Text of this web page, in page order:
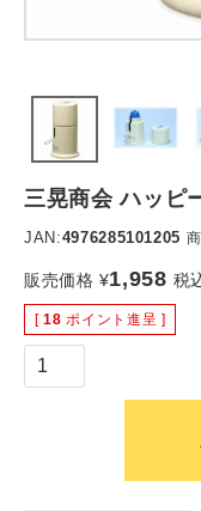
三晃商会 ハッピ
JAN:4976285101205
販売価格 ¥1,958 税
[ 18 ポイント進呈 ]